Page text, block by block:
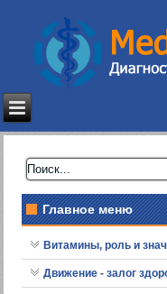
Главное меню
Витамины, роль и
Движение - залог